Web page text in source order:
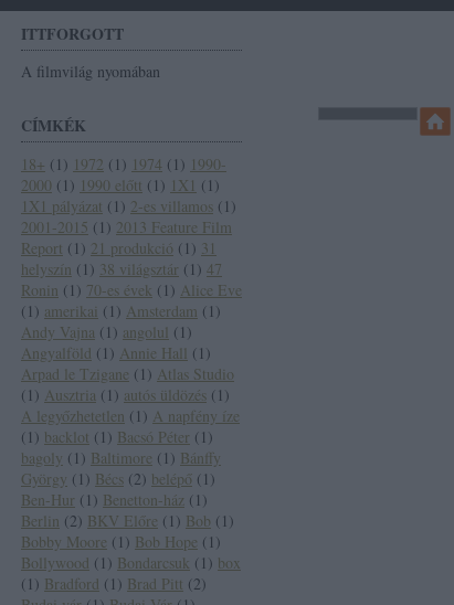
ITTFORGOTT
A filmvilág nyomában
CÍMKÉK
18+ ( 1 ) 1972 ( 1 ) 1974 ( 1 ) 1990-
2000 ( 1 ) 1990 előtt ( 1 ) 1X1 ( 1 )
1X1 pályázat ( 1 ) 2-es villamos ( 1 )
2001-2015 ( 1 ) 2013 Feature Film
Report ( 1 ) 21 produkció ( 1 ) 31
helyszín ( 1 ) 38 világsztár ( 1 ) 47
Ronin ( 1 ) 70-es évek ( 1 ) Alice Eve
( 1 ) amerikai ( 1 ) Amsterdam ( 1 )
Andy Vajna ( 1 ) angolul ( 1 )
Angyalföld ( 1 ) Annie Hall ( 1 )
Arpad le Tzigane ( 1 ) Atlas Studio
( 1 ) Ausztria ( 1 ) autós üldözés ( 1 )
A legyőzhetetlen ( 1 ) A napfény íze
( 1 ) backlot ( 1 ) Bacsó Péter ( 1 )
bagoly ( 1 ) Baltimore ( 1 ) Bánffy
György ( 1 ) Bécs (2) belépő ( 1 )
Ben-Hur ( 1 ) Benetton-ház ( 1 )
Berlin (2) BKV Előre ( 1 ) Bob ( 1 )
Bobby Moore ( 1 ) Bob Hope ( 1 )
Bollywood ( 1 ) Bondarcsuk ( 1 ) box
( 1 ) Bradford ( 1 ) Brad Pitt (2)